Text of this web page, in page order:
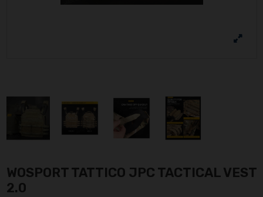
WOSPORT TATTICO JPC TACTICAL VEST
2.0